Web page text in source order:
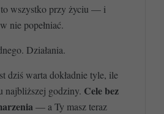
wszystko przy życiu — i
nie popełniać.
Działania.
dziś warta dokładnie tyle, ile
najbliższej godziny. Cele bez
— a Ty masz teraz